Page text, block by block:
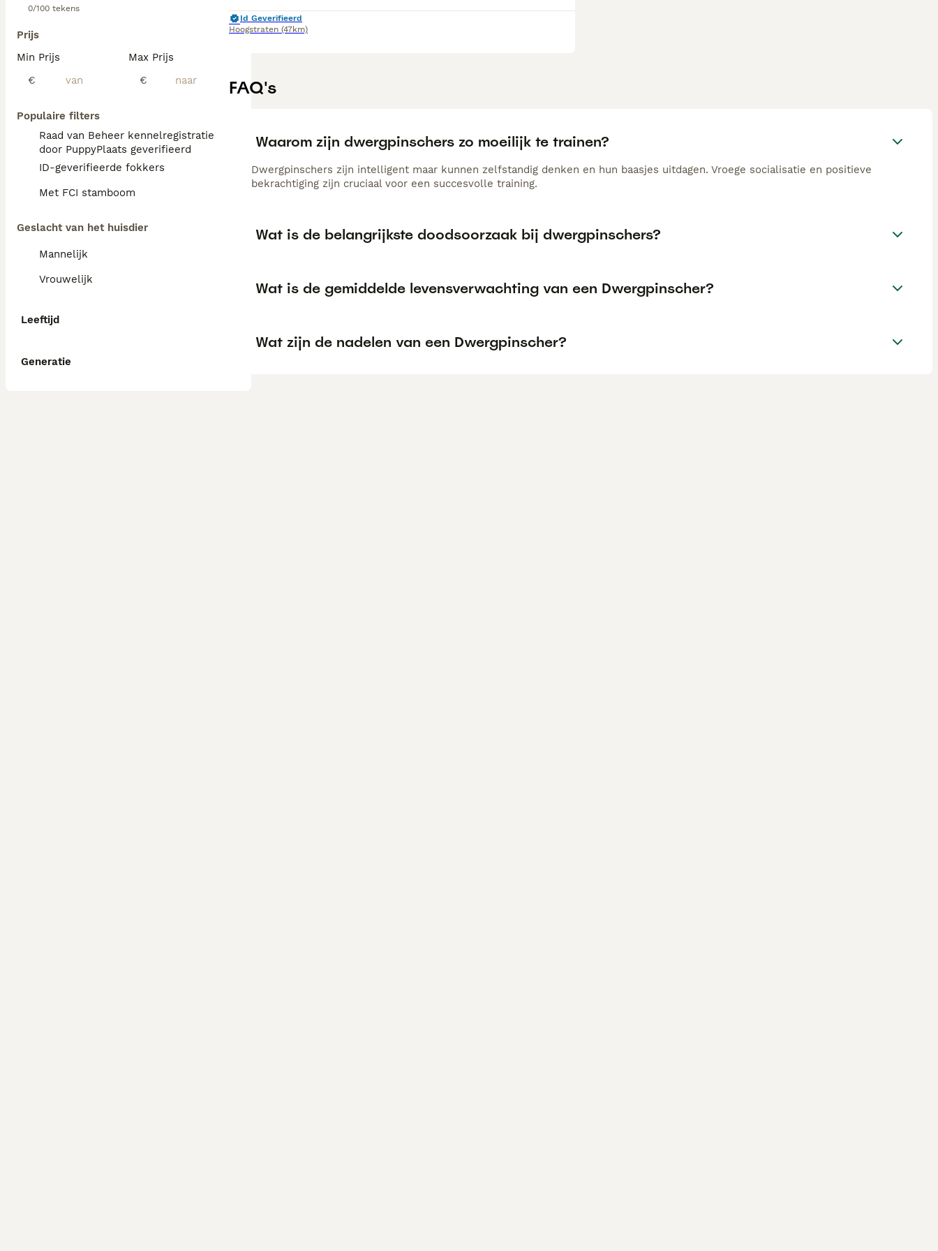
0/100 tekens
Prijs
Min Prijs
€
Max Prijs
€
Populaire filters
Raad van Beheer kennelregistratie
door PuppyPlaats geverifieerd
ID-geverifieerde fokkers
Met FCI stamboom
Geslacht van het huisdier
Mannelijk
Vrouwelijk
Leeftijd
Generatie
Id Geverifieerd
Hoogstraten (47km)
FAQ's
Waarom zijn dwergpinschers zo moeilijk te trainen?
Dwergpinschers zijn intelligent maar kunnen zelfstandig denken en hun baasjes uitdagen. Vroege socialisatie en positieve
bekrachtiging zijn cruciaal voor een succesvolle training.
Wat is de belangrijkste doodsoorzaak bij dwergpinschers?
Wat is de gemiddelde levensverwachting van een Dwergpinscher?
Wat zijn de nadelen van een Dwergpinscher?